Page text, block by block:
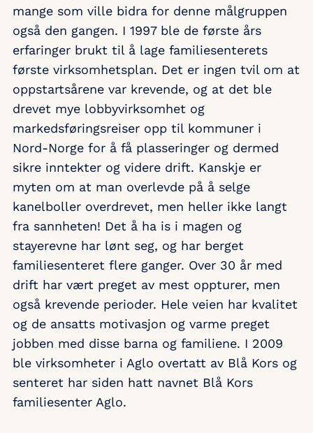
mange som ville bidra for denne målgruppen
også den gangen. I 1997 ble de første års
erfaringer brukt til å lage familiesenterets
første virksomhetsplan. Det er ingen tvil om at
oppstartsårene var krevende, og at det ble
drevet mye lobbyvirksomhet og
markedsføringsreiser opp til kommuner i
Nord-Norge for å få plasseringer og dermed
sikre inntekter og videre drift. Kanskje er
myten om at man overlevde på å selge
kanelboller overdrevet, men heller ikke langt
fra sannheten! Det å ha is i magen og
stayerevne har lønt seg, og har berget
familiesenteret flere ganger. Over 30 år med
drift har vært preget av mest oppturer, men
også krevende perioder. Hele veien har kvalitet
og de ansatts motivasjon og varme preget
jobben med disse barna og familiene. I 2009
ble virksomheter i Aglo overtatt av Blå Kors og
senteret har siden hatt navnet Blå Kors
familiesenter Aglo.